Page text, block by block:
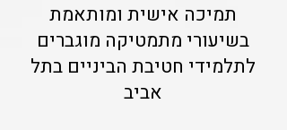
תמיכה אישית ומותאמת
בשיעורי מתמטיקה מוגברים
לתלמידי חטיבת הביניים בתל
אביב